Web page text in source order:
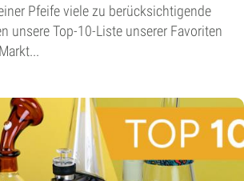
Pfeife viele zu berücksichtigende
unsere Top-10-Liste unserer Favoriten